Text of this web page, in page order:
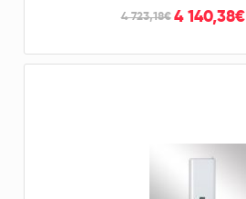
4 723,18€ 4 140,38€